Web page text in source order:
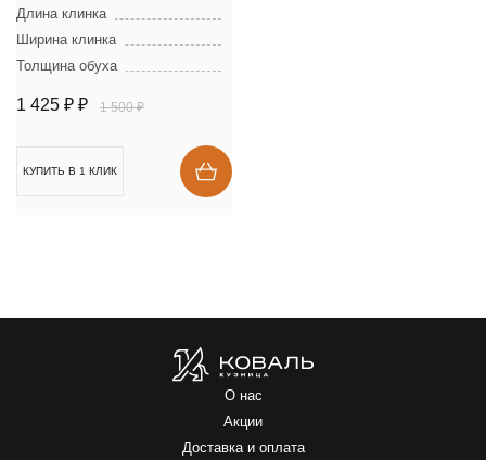
стали D-2 размеры:
300х40х2,5 мм
Длина клинка
Ширина клинка
Толщина обуха
1 425 ₽ ₽ 1 500 ₽
КУПИТЬ В 1 КЛИК
О нас
Акции
Доставка и оплата